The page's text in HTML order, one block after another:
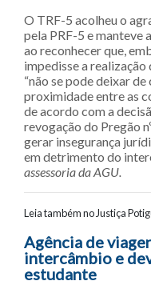
O TRF-5 acolheu o
pela PRF-5 e manteve
ao reconhecer que,
impedisse a
“não se pode deixar
proximidade entre as
de acordo com a
revogação do Pregão
gerar insegurança
em detrimento do
assessoria da AGU.
Leia também no Justiça
Agência de
intercâmbio e
estudante